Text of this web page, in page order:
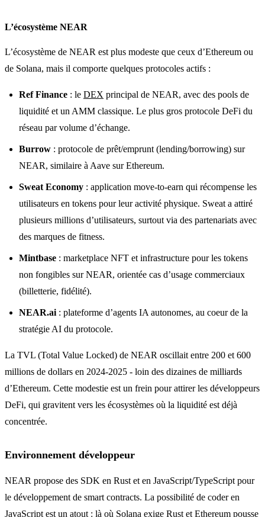
L’écosystème NEAR
L’écosystème de NEAR est plus modeste que ceux d’Ethereum ou
de Solana, mais il comporte quelques protocoles actifs :
Ref Finance : le DEX principal de NEAR, avec des pools de
liquidité et un AMM classique. Le plus gros protocole DeFi du
réseau par volume d’échange.
Burrow : protocole de prêt/emprunt (lending/borrowing) sur
NEAR, similaire à Aave sur Ethereum.
Sweat Economy : application move-to-earn qui récompense les
utilisateurs en tokens pour leur activité physique. Sweat a attiré
plusieurs millions d’utilisateurs, surtout via des partenariats avec
des marques de fitness.
Mintbase : marketplace NFT et infrastructure pour les tokens
non fongibles sur NEAR, orientée cas d’usage commerciaux
(billetterie, fidélité).
NEAR.ai : plateforme d’agents IA autonomes, au coeur de la
stratégie AI du protocole.
La TVL (Total Value Locked) de NEAR oscillait entre 200 et 600
millions de dollars en 2024-2025 - loin des dizaines de milliards
d’Ethereum. Cette modestie est un frein pour attirer les développeurs
DeFi, qui gravitent vers les écosystèmes où la liquidité est déjà
concentrée.
Environnement développeur
NEAR propose des SDK en Rust et en JavaScript/TypeScript pour
le développement de smart contracts. La possibilité de coder en
JavaScript est un atout : là où Solana exige Rust et Ethereum pousse